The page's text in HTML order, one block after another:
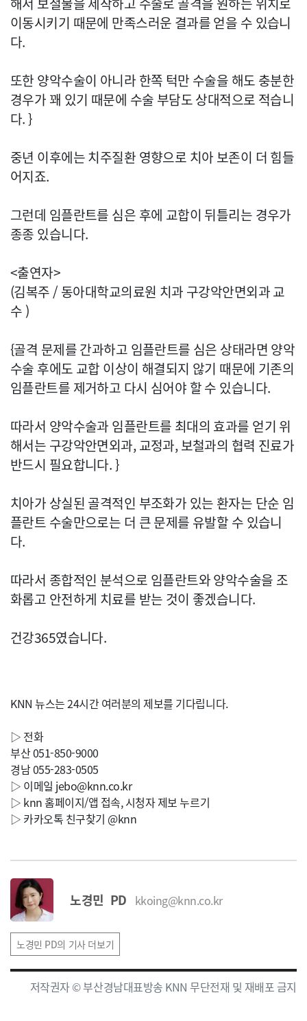
이동시키기 때문에 만족스러운 결과를 얻을 수 있습니
다.
또한 양악수술이 아니라 한쪽 턱만 수술을 해도 충분한
경우가 꽤 있기 때문에 수술 부담도 상대적으로 적습니
다. }
중년 이후에는 치주질환 영향으로 치아 보존이 더 힘들
어지죠.
그런데 임플란트를 심은 후에 교합이 뒤틀리는 경우가
종종 있습니다.
<출연자>
(김복주 / 동아대학교의료원 치과 구강악안면외과 교
수 )
{골격 문제를 간과하고 임플란트를 심은 상태라면 양악
수술 후에도 교합 이상이 해결되지 않기 때문에 기존의
임플란트를 제거하고 다시 심어야 할 수 있습니다.
따라서 양악수술과 임플란트를 최대의 효과를 얻기 위
해서는 구강악안면외과, 교정과, 보철과의 협력 진료가
반드시 필요합니다. }
치아가 상실된 골격적인 부조화가 있는 환자는 단순 임
플란트 수술만으로는 더 큰 문제를 유발할 수 있습니
다.
따라서 종합적인 분석으로 임플란트와 양악수술을 조
화롭고 안전하게 치료를 받는 것이 좋겠습니다.
건강365였습니다.
KNN 뉴스는 24시간 여러분의 제보를 기다립니다.
▷ 전화
부산 051-850-9000
경남 055-283-0505
▷ 이메일 jebo@knn.co.kr
▷ knn 홈페이지/앱 접속, 시청자 제보 누르기
▷ 카카오톡 친구찾기 @knn
노경민 PD kkoing@knn.co.kr
노경민 PD의 기사 더보기
저작권자 © 부산경남대표방송 KNN 무단전재 및 재배포 금지